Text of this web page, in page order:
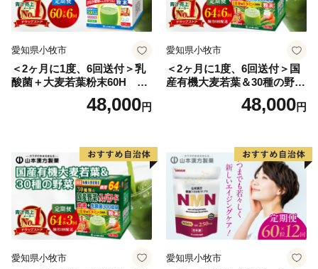
愛知県小牧市
＜2ヶ月に1度、6回送付＞乳
酸菌＋大麦若葉粉末60H 山
48,000円
愛知県小牧市
＜2ヶ月に1度、6回送付＞国
産有機大麦若葉＆30種の野
菜 山本漢方 定期便
48,000円
愛知県小牧市 愛知県小牧市